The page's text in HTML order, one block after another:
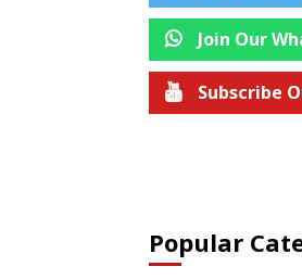
Join Our
Subscribe
Popular